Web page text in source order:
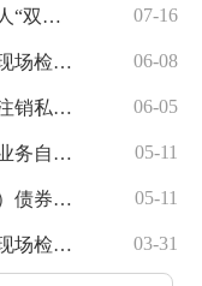
北京证监局关于公示2026年债券发行人“双随机”现场检查名单的通知 07-16
北京证监局关于2026年证券经营机构现场检查“双随机”抽取结果的公示 06-08
关于公示2026年第一季度北京辖区已注销私募基金管理人名单的通知 06-05
关于开展2026年北京辖区资产证券化业务自查工作的通知 05-11
关于开展2026年北京辖区公司（企业）债券发行人全面自查工作的通知 05-11
北京证监局关于2026年期货经营机构现场检查“双随机”抽取结果的公示 03-31